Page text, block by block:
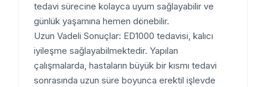
tedavi sürecine kolayca uyum sağlayabilir ve
günlük yaşamına hemen dönebilir.
Uzun Vadeli Sonuçlar: ED1000 tedavisi, kalıcı
iyileşme sağlayabilmektedir. Yapılan
çalışmalarda, hastaların büyük bir kısmı tedavi
sonrasında uzun süre boyunca erektil işlevde